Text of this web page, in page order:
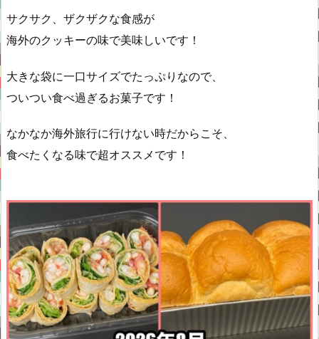
サクサク、ザクザクな食感が
海外のクッキーの味で美味しいです！
大きな袋に一口サイズでたっぷりなので、
ついつい食べ過ぎるお菓子です！
なかなか海外旅行に行けない時だからこそ、
食べたくなる味で超オススメです！